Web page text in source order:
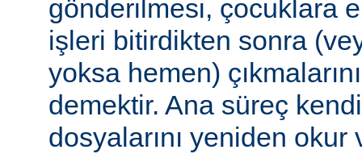
gönderilmesi, çocuklara
işleri bitirdikten sonra
yoksa hemen)
demektir. Ana süreç
dosyalarını yeniden